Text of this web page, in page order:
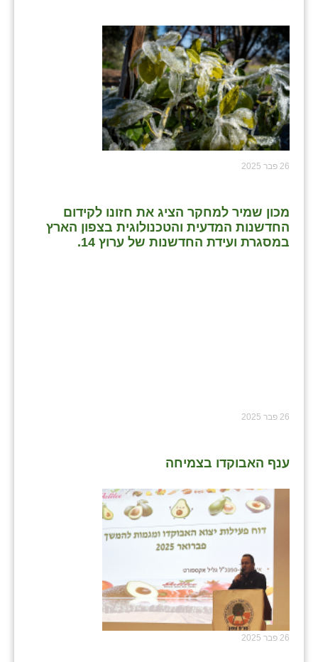
26 פבר 2025
מכון שמיר למחקר הציג את חזונו לקידום
החדשנות המדעית והטכנולוגית בצפון הארץ
במסגרת ועידת החדשנות של ערוץ 14.
26 פבר 2025
ענף האבוקדו בצמיחה
26 פבר 2025